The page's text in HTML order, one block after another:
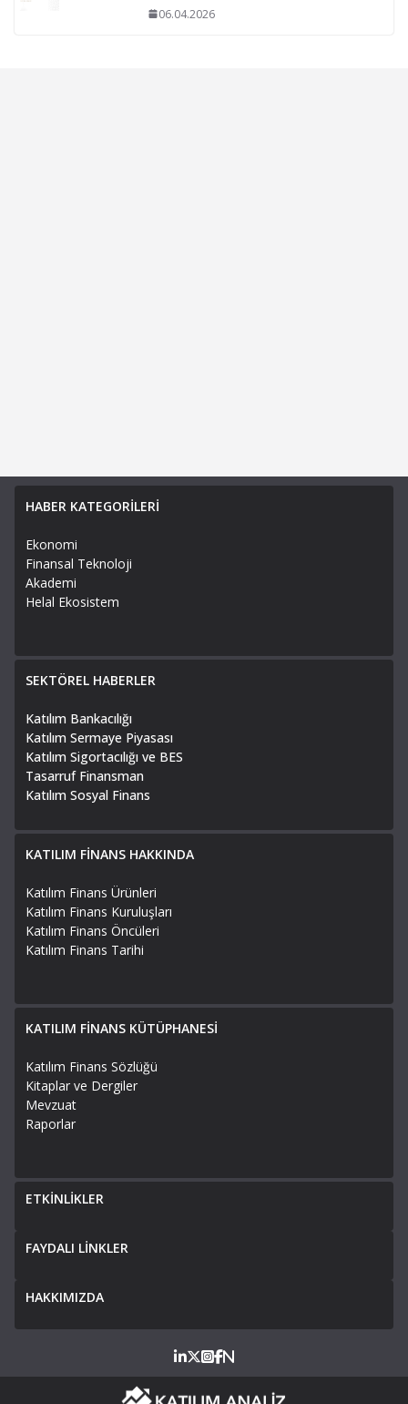
06.04.2026
HABER KATEGORİLERİ
Ekonomi
Finansal Teknoloji
Akademi
Helal Ekosistem
SEKTÖREL HABERLER
Katılım Bankacılığı
Katılım Sermaye Piyasası
Katılım Sigortacılığı ve BES
Tasarruf Finansman
Katılım Sosyal Finans
KATILIM FİNANS HAKKINDA
Katılım Finans Ürünleri
Katılım Finans Kuruluşları
Katılım Finans Öncüleri
Katılım Finans Tarihi
KATILIM FİNANS KÜTÜPHANESİ
Katılım Finans Sözlüğü
Kitaplar ve Dergiler
Mevzuat
Raporlar
ETKİNLİKLER
FAYDALI LİNKLER
HAKKIMIZDA